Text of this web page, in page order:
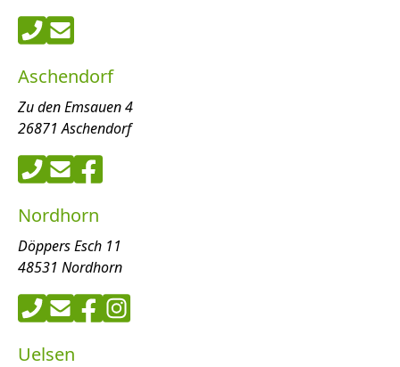
Aschendorf
Zu den Emsauen 4
26871 Aschendorf
Nordhorn
Döppers Esch 11
48531 Nordhorn
Uelsen